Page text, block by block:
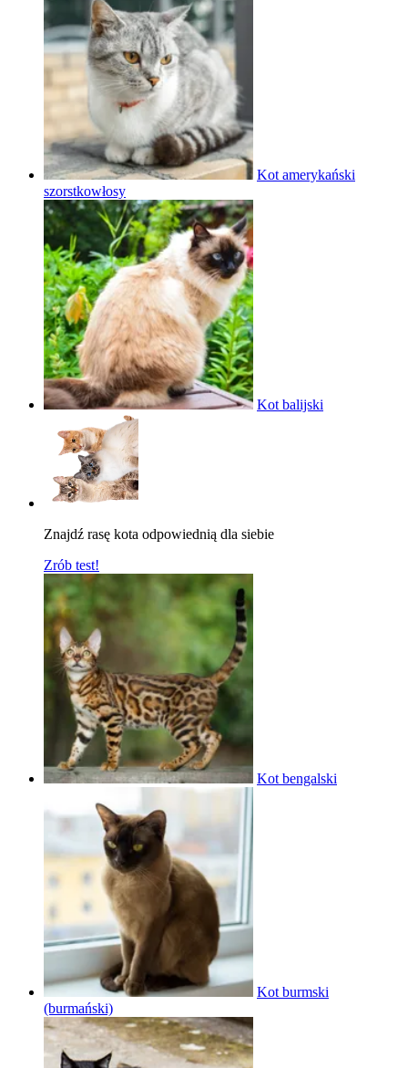
Kot amerykański
szorstkowłosy
Kot balijski
Znajdź rasę kota odpowiednią dla siebie
Zrób test!
Kot bengalski
Kot burmski
(burmański)